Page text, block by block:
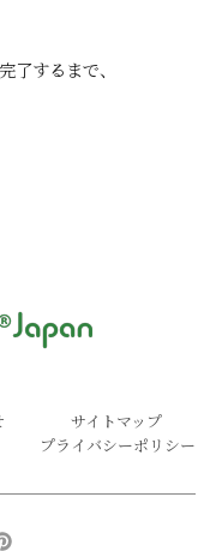
了するまで、
サイトマップ
プライバシーポリシー